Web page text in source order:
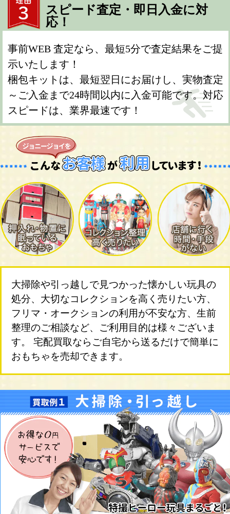
スピード査定・即日入金に対
応！
事前WEB 査定なら、最短5分で査定結果をご提
示いたします！
梱包キットは、最短翌日にお届けし、実物査定
～ご入金まで24時間以内に入金可能です。対応
スピードは、業界最速です！
大掃除や引っ越しで見つかった懐かしい玩具の
処分、大切なコレクションを高く売りたい方、
フリマ・オークションの利用が不安な方、生前
整理のご相談など、ご利用目的は様々ございま
す。 宅配買取ならご自宅から送るだけで簡単に
おもちゃを売却できます。